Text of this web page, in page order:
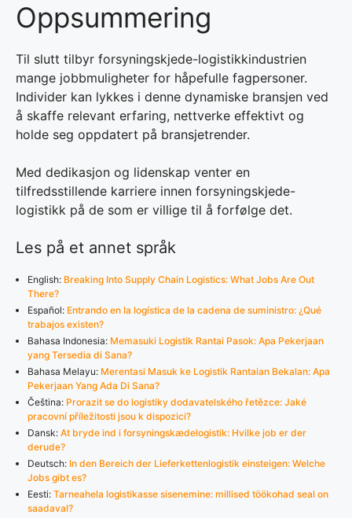
Oppsummering
Til slutt tilbyr forsyningskjede-logistikkindustrien
mange jobbmuligheter for håpefulle fagpersoner.
Individer kan lykkes i denne dynamiske bransjen ved
å skaffe relevant erfaring, nettverke effektivt og
holde seg oppdatert på bransjetrender.
Med dedikasjon og lidenskap venter en
tilfredsstillende karriere innen forsyningskjede-
logistikk på de som er villige til å forfølge det.
Les på et annet språk
English: Breaking Into Supply Chain Logistics: What Jobs Are Out
There?
Español: Entrando en la logística de la cadena de suministro: ¿Qué
trabajos existen?
Bahasa Indonesia: Memasuki Logistik Rantai Pasok: Apa Pekerjaan
yang Tersedia di Sana?
Bahasa Melayu: Merentasi Masuk ke Logistik Rantaian Bekalan: Apa
Pekerjaan Yang Ada Di Sana?
Čeština: Prorazit se do logistiky dodavatelského řetězce: Jaké
pracovní příležitosti jsou k dispozici?
Dansk: At bryde ind i forsyningskædelogistik: Hvilke job er der
derude?
Deutsch: In den Bereich der Lieferkettenlogistik einsteigen: Welche
Jobs gibt es?
Eesti: Tarneahela logistikasse sisenemine: millised töökohad seal on
saadaval?